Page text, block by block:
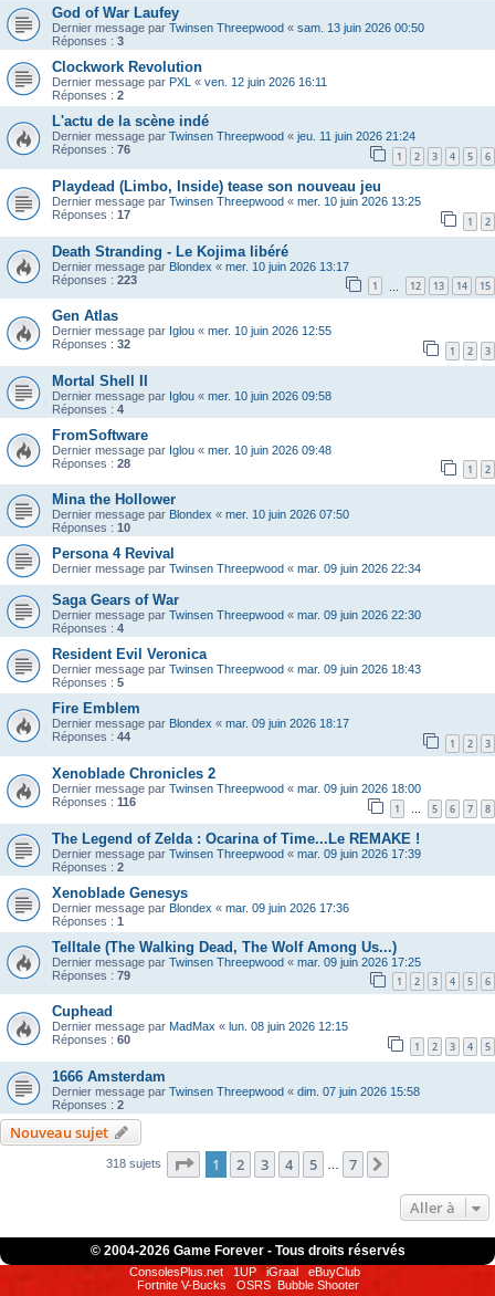
God of War Laufey
Dernier message par Twinsen Threepwood « sam. 13 juin 2026 00:50
Réponses : 3
Clockwork Revolution
Dernier message par PXL « ven. 12 juin 2026 16:11
Réponses : 2
L'actu de la scène indé
Dernier message par Twinsen Threepwood « jeu. 11 juin 2026 21:24
Réponses : 76 1 2 3 4 5 6
Playdead (Limbo, Inside) tease son nouveau jeu
Dernier message par Twinsen Threepwood « mer. 10 juin 2026 13:25
Réponses : 17 1 2
Death Stranding - Le Kojima libéré
Dernier message par Blondex « mer. 10 juin 2026 13:17
Réponses : 223 1 12 13 14 15
Gen Atlas
Dernier message par Iglou « mer. 10 juin 2026 12:55
Réponses : 32 1 2 3
Mortal Shell II
Dernier message par Iglou « mer. 10 juin 2026 09:58
Réponses : 4
FromSoftware
Dernier message par Iglou « mer. 10 juin 2026 09:48
Réponses : 28 1 2
Mina the Hollower
Dernier message par Blondex « mer. 10 juin 2026 07:50
Réponses : 10
Persona 4 Revival
Dernier message par Twinsen Threepwood « mar. 09 juin 2026 22:34
Saga Gears of War
Dernier message par Twinsen Threepwood « mar. 09 juin 2026 22:30
Réponses : 4
Resident Evil Veronica
Dernier message par Twinsen Threepwood « mar. 09 juin 2026 18:43
Réponses : 5
Fire Emblem
Dernier message par Blondex « mar. 09 juin 2026 18:17
Réponses : 44 1 2 3
Xenoblade Chronicles 2
Dernier message par Twinsen Threepwood « mar. 09 juin 2026 18:00
Réponses : 116 1 … 5 6 7 8
The Legend of Zelda : Ocarina of Time...Le REMAKE !
Dernier message par Twinsen Threepwood « mar. 09 juin 2026 17:39
Réponses : 2
Xenoblade Genesys
Dernier message par Blondex « mar. 09 juin 2026 17:36
Réponses : 1
Telltale (The Walking Dead, The Wolf Among Us...)
Dernier message par Twinsen Threepwood « mar. 09 juin 2026 17:25
Réponses : 79 1 2 3 4 5 6
Cuphead
Dernier message par MadMax « lun. 08 juin 2026 12:15
Réponses : 60 1 2 3 4 5
1666 Amsterdam
Dernier message par Twinsen Threepwood « dim. 07 juin 2026 15:58
Réponses : 2
Nouveau sujet
318 sujets Page 1sur7
1 2 3 4 5 7
Aller à
© 2004-2026 Game Forever - Tous droits réservés
ConsolesPlus.net 1UP iGraal
eBuyClub
Fortnite V-Bucks
OSRS Bubble Shooter